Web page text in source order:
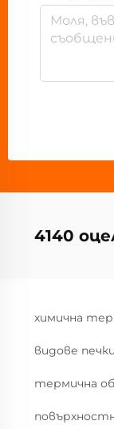
4140
химична
видове
термична